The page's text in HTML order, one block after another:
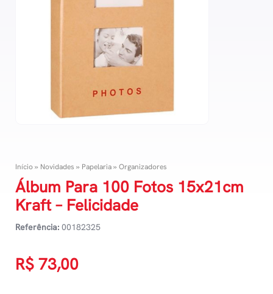
Início» Novidades » Papelaria» Organizadores
Álbum Para 100 Fotos 15x21cm
Kraft – Felicidade
Referência: 00182325
R$ 73,00